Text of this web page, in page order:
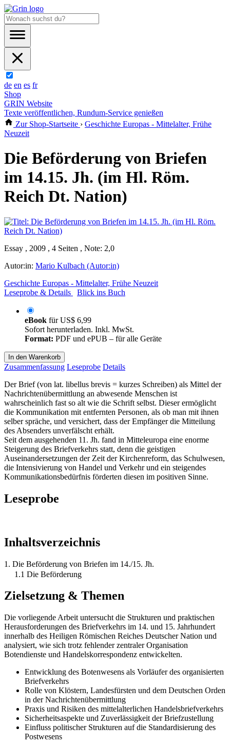
de en es fr
Shop
GRIN Website
Texte veröffentlichen, Rundum-Service genießen
Zur Shop-Startseite › Geschichte Europas - Mittelalter, Frühe
Neuzeit
Die Beförderung von Briefen
im 14.15. Jh. (im Hl. Röm.
Reich Dt. Nation)
Essay , 2009 , 4 Seiten , Note: 2,0
Autor:in: Mario Kulbach (Autor:in)
Geschichte Europas - Mittelalter, Frühe Neuzeit
Leseprobe & Details
Blick ins Buch
eBook fürUS$ 6,99
Sofort herunterladen. Inkl. MwSt.
Format: PDF und ePUB – für alle Geräte
In den Warenkorb
Zusammenfassung Leseprobe Details
Der Brief (von lat. libellus brevis = kurzes Schreiben) als Mittel der
Nachrichtenübermittlung an abwesende Menschen ist
wahrscheinlich fast so alt wie die Schrift selbst. Dieser ermöglicht
die Kommunikation mit entfernten Personen, als ob man mit ihnen
selber spräche, und versichert, dass der Empfänger die Mitteilung
des Absenders unverfälscht erhält.
Seit dem ausgehenden 11. Jh. fand in Mitteleuropa eine enorme
Steigerung des Briefverkehrs statt, denn die geistigen
Auseinandersetzungen der Zeit der Kirchenreform, das Schulwesen,
die Intensivierung von Handel und Verkehr und ein steigendes
Kommunikationsbedürfnis förderten diesen im positiven Sinne.
Leseprobe
Inhaltsverzeichnis
1. Die Beförderung von Briefen im 14./15. Jh.
1.1 Die Beförderung
Zielsetzung & Themen
Die vorliegende Arbeit untersucht die Strukturen und praktischen
Herausforderungen des Briefverkehrs im 14. und 15. Jahrhundert
innerhalb des Heiligen Römischen Reiches Deutscher Nation und
analysiert, wie sich trotz fehlender zentraler Organisation
Botendienste und Handelskorrespondenz entwickelten.
Entwicklung des Botenwesens als Vorläufer des organisierten
Briefverkehrs
Rolle von Klöstern, Landesfürsten und dem Deutschen Orden
in der Nachrichtenübermittlung
Praxis und Risiken des mittelalterlichen Handelsbriefverkehrs
Sicherheitsaspekte und Zuverlässigkeit der Briefzustellung
Einfluss politischer Strukturen auf die Standardisierung des
Postwesens